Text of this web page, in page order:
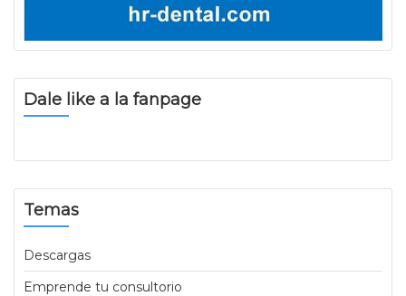
Dale like a la fanpage
Temas
Descargas
Emprende tu consultorio